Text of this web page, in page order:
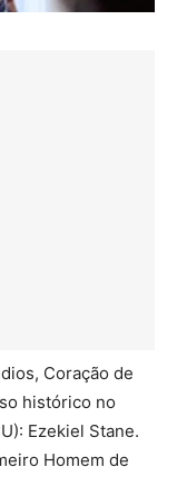
Coração de
histórico no
Ezekiel Stane.
Homem de